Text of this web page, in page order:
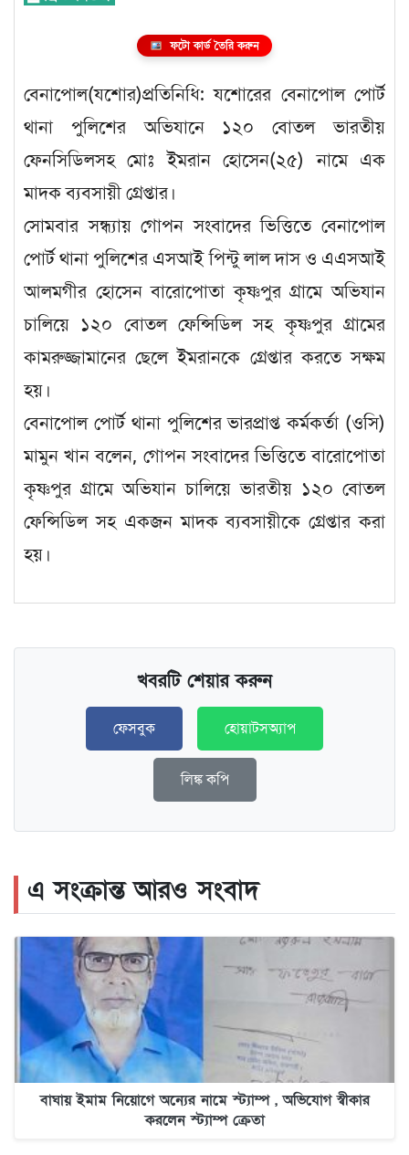
ফটো কার্ড তৈরি করুন
বেনাপোল(যশোর)প্রতিনিধি: যশোরের বেনাপোল পোর্ট
থানা পুলিশের অভিযানে ১২০ বোতল ভারতীয়
ফেনসিডিলসহ মোঃ ইমরান হোসেন(২৫) নামে এক
মাদক ব্যবসায়ী গ্রেপ্তার।
সোমবার সন্ধ্যায় গোপন সংবাদের ভিত্তিতে বেনাপোল
পোর্ট থানা পুলিশের এসআই পিন্টু লাল দাস ও এএসআই
আলমগীর হোসেন বারোপোতা কৃষ্ণপুর গ্রামে অভিযান
চালিয়ে ১২০ বোতল ফেন্সিডিল সহ কৃষ্ণপুর গ্রামের
কামরুজ্জামানের ছেলে ইমরানকে গ্রেপ্তার করতে সক্ষম
হয়।
বেনাপোল পোর্ট থানা পুলিশের ভারপ্রাপ্ত কর্মকর্তা (ওসি)
মামুন খান বলেন, গোপন সংবাদের ভিত্তিতে বারোপোতা
কৃষ্ণপুর গ্রামে অভিযান চালিয়ে ভারতীয় ১২০ বোতল
ফেন্সিডিল সহ একজন মাদক ব্যবসায়ীকে গ্রেপ্তার করা
হয়।
খবরটি শেয়ার করুন
ফেসবুক হোয়াটসঅ্যাপ
লিঙ্ক কপি
এ সংক্রান্ত আরও সংবাদ
বাঘায় ইমাম নিয়োগে অন্যের নামে স্ট্যাম্প , অভিযোগ স্বীকার
করলেন স্ট্যাম্প ক্রেতা